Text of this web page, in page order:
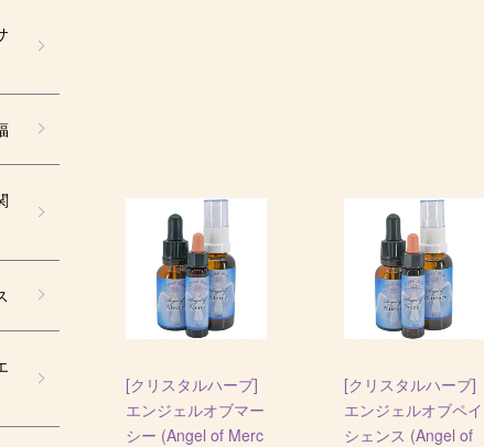
[クリスタルハーブ]
エンジェルオブマー
シー (Angel of Merc
[クリスタルハーブ]
エンジェルオブペイ
シェンス (Angel of